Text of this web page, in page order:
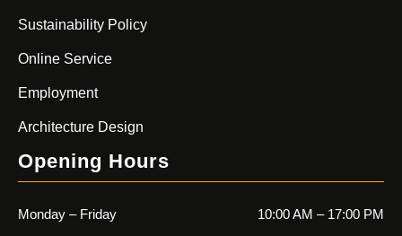
Sustainability Policy
Online Service
Employment
Architecture Design
Opening Hours
Monday – Friday 10:00 AM – 17:00 PM